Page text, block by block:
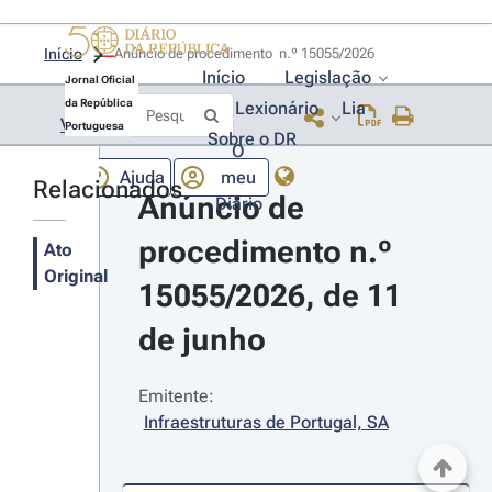
Jornal Oficial
da República
Portuguesa
Início
Legislação
Lexionário
Lia
Sobre o DR
Ajuda
O
meu
Diário
Início
Voltar
Relacionados
Ato
Original
Anúncio de
procedimento n.º
15055/2026, de 11
de junho
Emitente:
Infraestruturas de Portugal, SA